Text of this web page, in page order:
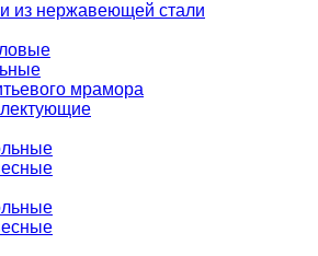
из нержавеющей стали
мрамора